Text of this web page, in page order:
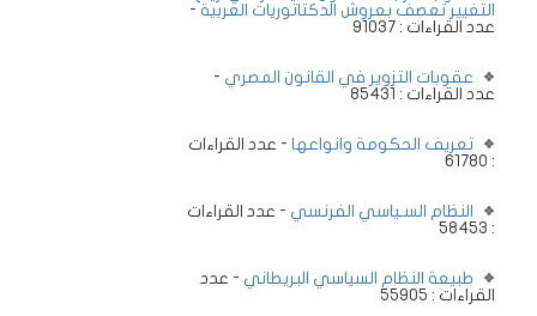
التغيير تعصف بعروش الدكتاتوريات العربية -
عدد القراءات : 91037
عقوبات التزوير في القانون المصري -
عدد القراءات : 85431
تعريف الحكومة وانواعها - عدد القراءات
: 61780
النظام السـياسي الفرنسي - عدد القراءات
: 58453
طبيعة النظام السياسي البريطاني - عدد
القراءات : 55905